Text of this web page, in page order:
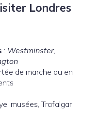
Londres
: Westminster,
de marche ou en
musées, Trafalgar